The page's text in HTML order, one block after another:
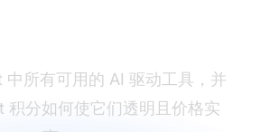
中所有可用的 AI 驱动工具，并
积分如何使它们透明且价格实